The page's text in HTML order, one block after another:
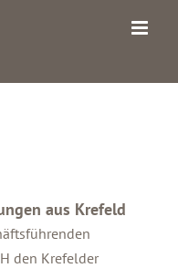
aus Krefeld
den Krefelder